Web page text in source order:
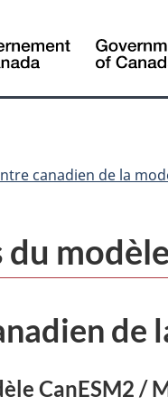
canadien de la
du
de
CanESM2 /